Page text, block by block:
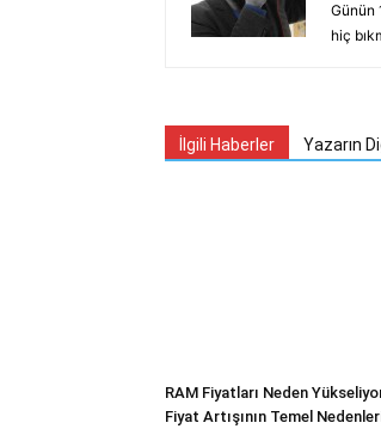
Günün
hiç
İlgili Haberler Yazarın
RAM Fiyatları Neden
Fiyat Artışının Temel